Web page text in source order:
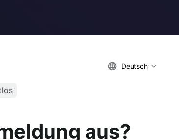
Deutsch
aus?